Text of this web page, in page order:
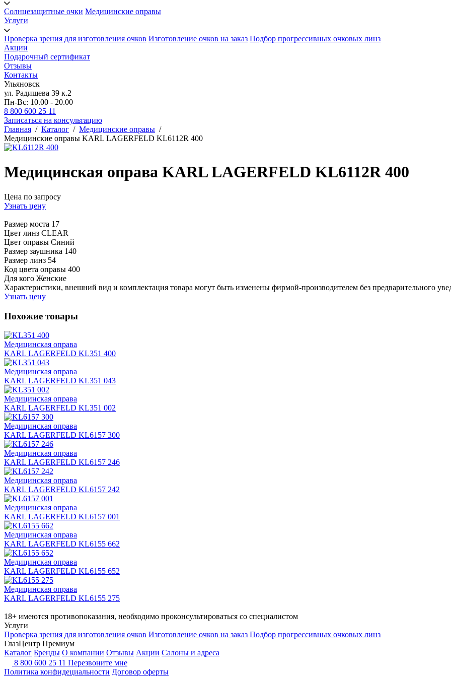
Солнцезащитные очки Медицинские оправы
Услуги
Проверка зрения для изготовления очков Изготовление очков на заказ Подбор прогрессивных очковых линз
Акции
Подарочный сертификат
Отзывы
Контакты
Ульяновск
ул. Радищева 39 к.2
Пн-Вс: 10.00 - 20.00
8 800 600 25 11
Записаться на консультацию
Главная / Каталог / Медицинские оправы /
Медицинские оправы KARL LAGERFELD KL6112R 400
Медицинская оправа KARL LAGERFELD KL6112R 400
Цена по запросу
Узнать цену
Размер моста 17
Цвет линз CLEAR
Цвет оправы Синий
Размер заушника 140
Размер линз 54
Код цвета оправы 400
Для кого Женские
Характеристики, внешний вид и комплектация товара могут быть изменены фирмой-производителем без предварительного
Узнать цену
Похожие товары
Медицинская оправа
KARL LAGERFELD KL351 400
Медицинская оправа
KARL LAGERFELD KL351 043
Медицинская оправа
KARL LAGERFELD KL351 002
Медицинская оправа
KARL LAGERFELD KL6157 300
Медицинская оправа
KARL LAGERFELD KL6157 246
Медицинская оправа
KARL LAGERFELD KL6157 242
Медицинская оправа
KARL LAGERFELD KL6157 001
Медицинская оправа
KARL LAGERFELD KL6155 662
Медицинская оправа
KARL LAGERFELD KL6155 652
Медицинская оправа
KARL LAGERFELD KL6155 275
18+ имеются противопоказания, необходимо проконсультироваться со специалистом
Услуги
Проверка зрения для изготовления очков Изготовление очков на заказ Подбор прогрессивных очковых линз
ГлазЦентр Премиум
Каталог Бренды О компании Отзывы Акции Салоны и адреса
8 800 600 25 11 Перезвоните мне
Политика конфидециальности Договор оферты